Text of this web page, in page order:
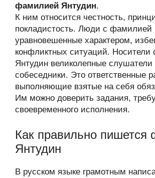
фамилией Янтудин.
К ним относится честность,
покладистость. Люди с фамилией
уравновешенные характером,
конфликтных ситуаций.
Янтудин великолепные
собеседники. Это ответственные
выполняющие взятые на себя
Им можно доверить задания,
своевременного исполнения.
Как правильно пишется
Янтудин
В русском языке грамотным